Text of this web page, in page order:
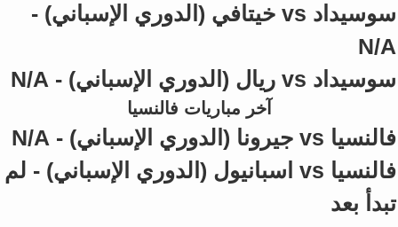
سوسيداد vs خيتافي (الدوري الإسباني) -
N/A
سوسيداد vs ريال (الدوري الإسباني) - N/A
آخر مباريات فالنسيا
فالنسيا vs جيرونا (الدوري الإسباني) - N/A
فالنسيا vs اسبانيول (الدوري الإسباني) - لم
تبدأ بعد